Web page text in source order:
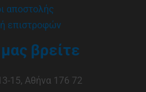
αποστολής
επιστροφών
βρείτε
15, Αθήνα 176 72